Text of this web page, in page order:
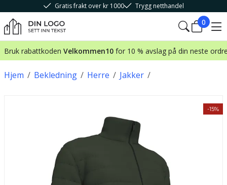
Gratis frakt over kr 1000 Trygg netthandel
0
Bruk rabattkoden Velkommen10 for 10 % avslag på din neste
/
Hjem /
Bekledning /
Herre /
Jakker
-15%